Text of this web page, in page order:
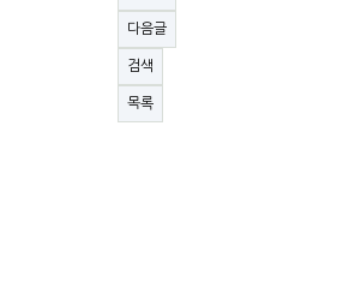
다음글
검색
목록